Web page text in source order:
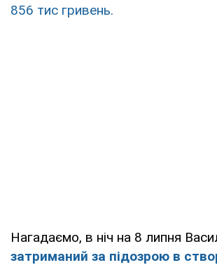
856 тис гривень.
Нагадаємо, в ніч на 8 липня
затриманий за підозрою в